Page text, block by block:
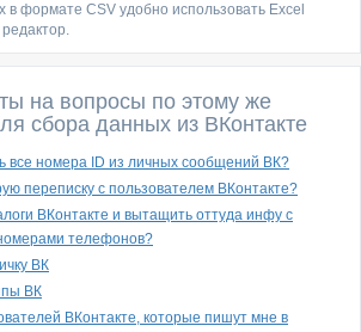
формате CSV удобно использовать Excel
на вопросы по этому же
сбора данных из ВКонтакте
все номера ID из личных сообщений ВК?
переписку с пользователем ВКонтакте?
ВКонтакте и вытащить оттуда инфу с
телефонов?
ВК
ВК
ВКонтакте, которые пишут мне в